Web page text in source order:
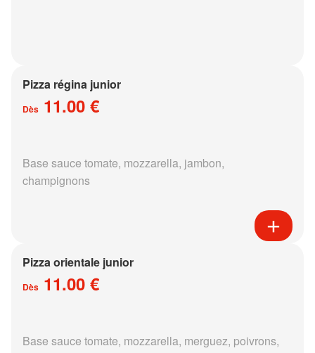
Pizza régina junior
Dès 11.00 €
Base sauce tomate, mozzarella, jambon,
champignons
Pizza orientale junior
Dès 11.00 €
Base sauce tomate, mozzarella, merguez, poivrons,